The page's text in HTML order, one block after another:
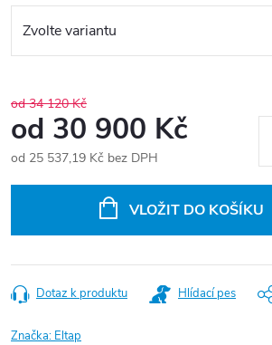
od 34 120 Kč
od 30 900 Kč
od 25 537,19 Kč bez DPH
VLOŽIT DO KOŠÍKU
Dotaz k produktu Hlídací pes
Značka: Eltap